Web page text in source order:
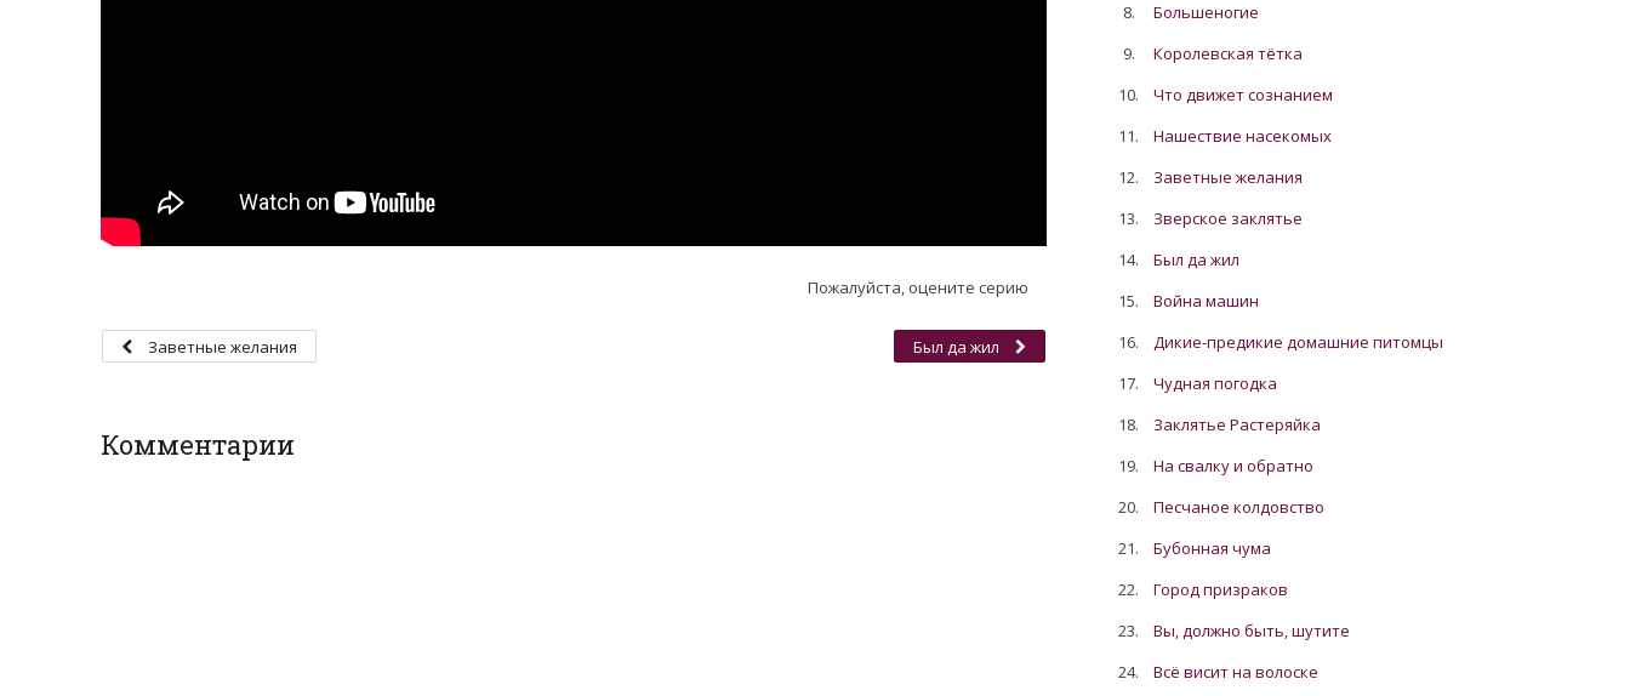
Пожалуйста, оцените серию
Заветные желания Был да жил
Комментарии
8.
Большеногие
9.
Королевская тётка
10.
Что движет сознанием
11.
Нашествие насекомых
12.
Заветные желания
13.
Зверское заклятье
14.
Был да жил
15.
Война машин
16.
Дикие-предикие домашние питомцы
17.
Чудная погодка
18.
Заклятье Растеряйка
19.
На свалку и обратно
20.
Песчаное колдовство
21.
Бубонная чума
22.
Город призраков
23.
Вы, должно быть, шутите
24.
Всё висит на волоске